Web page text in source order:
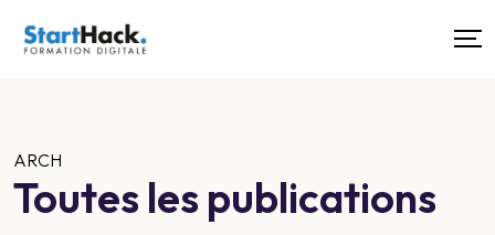
ARCH
Toutes les publications